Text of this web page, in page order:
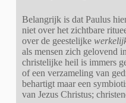
Belangrijk is dat Paulus
niet over het zichtbare
over de geestelijke
als mensen zich gelovend
christelijke heil is immers
of een verzameling van
behartigt maar een
van Jezus Christus;